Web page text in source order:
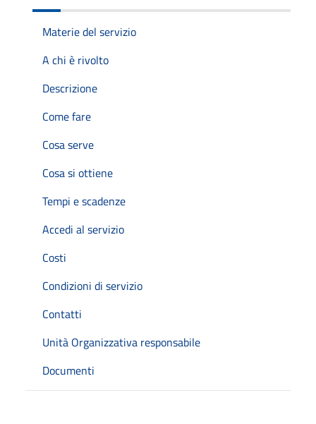
Materie del servizio
A chi è rivolto
Descrizione
Come fare
Cosa serve
Cosa si ottiene
Tempi e scadenze
Accedi al servizio
Costi
Condizioni di servizio
Contatti
Unità Organizzativa responsabile
Documenti